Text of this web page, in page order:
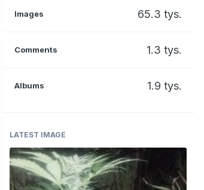
Images 65.3 tys.
Comments 1.3 tys.
Albums 1.9 tys.
LATEST IMAGE